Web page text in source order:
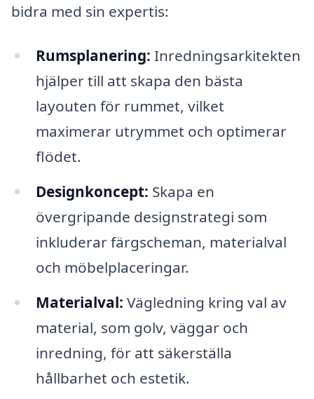
bidra med sin expertis:
Rumsplanering: Inredningsarkitekten
hjälper till att skapa den bästa
layouten för rummet, vilket
maximerar utrymmet och optimerar
flödet.
Designkoncept: Skapa en
övergripande designstrategi som
inkluderar färgscheman, materialval
och möbelplaceringar.
Materialval: Vägledning kring val av
material, som golv, väggar och
inredning, för att säkerställa
hållbarhet och estetik.